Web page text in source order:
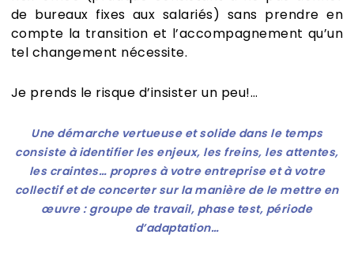
de bureaux fixes aux salariés) sans prendre en
compte la transition et l’accompagnement qu’un
tel changement nécessite.
Je prends le risque d’insister un peu!…
Une démarche vertueuse et solide dans le temps
consiste à identifier les enjeux, les freins, les attentes,
les craintes… propres à votre entreprise et à votre
collectifet de concerter sur la manière de le mettre en
œuvre : groupe de travail, phase test, période
d’adaptation…